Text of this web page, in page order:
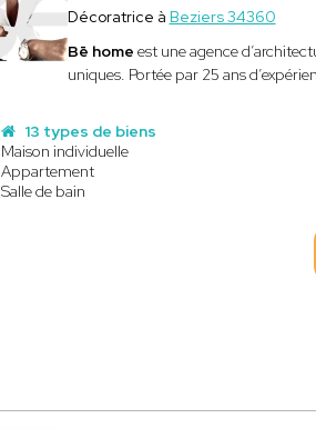
Décoratrice à Beziers 34360
Bē home est une agence
uniques. Portée par 25 ans
13 types de biens
Maison individuelle
Appartement
Salle de bain